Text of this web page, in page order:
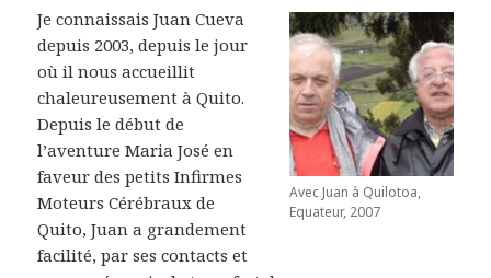
Avec Juan à Quilotoa,
Equateur, 2007
Je connaissais Juan Cueva
depuis 2003, depuis le jour
où il nous accueillit
chaleureusement à Quito.
Depuis le début de
l’aventure Maria José en
faveur des petits Infirmes
Moteurs Cérébraux de
Quito, Juan a grandement
facilité, par ses contacts et